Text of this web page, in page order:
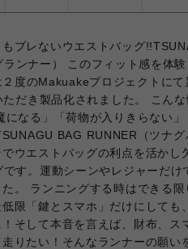
ブレないウエストバッグ
ンナー） このフィット感を体験
度のMakuakeプロジェクトに
だき製品化されました。 こん
なる」「荷物が入りきらない」
BAG RUNNER（ツナグ
ウエストバッグの利点を活かし
す。運動シーンやレジャーだけ
。 ランニングする時はできる限
限「鍵とスマホ」だけにしても
そして本音を言えば、財布、ス
りたい！そんなランナーの願い